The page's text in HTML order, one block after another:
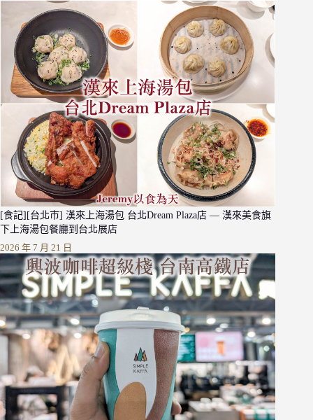
[食記][台北市] 漢來上海湯包 台北Dream Plaza店 — 漢來美食旗
下上海湯包餐廳到台北展店
2026 年 7 月 21 日